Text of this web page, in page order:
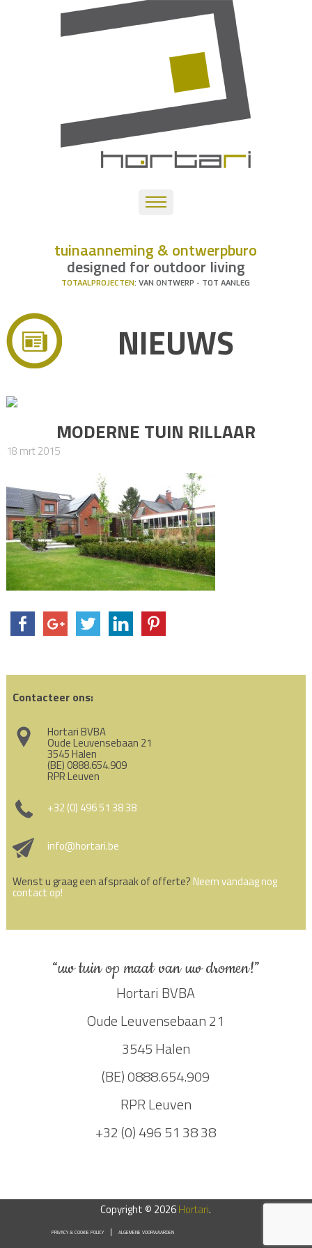
tuinaanneming & ontwerpburo
designed for outdoor living
TOTAALPROJECTEN: VAN ONTWERP - TOT AANLEG
NIEUWS
MODERNE TUIN RILLAAR
18 mrt 2015
Contacteer ons:
Hortari BVBA
Oude Leuvensebaan 21
3545 Halen
(BE) 0888.654.909
RPR Leuven
+32 (0) 496 51 38 38
info@hortari.be
Wenst u graag een afspraak of offerte? Neem vandaag nog
contact op!
“uw tuin op maat van uw dromen!”
Hortari BVBA
Oude Leuvensebaan 21
3545 Halen
(BE) 0888.654.909
RPR Leuven
+32 (0) 496 51 38 38
Copyright © 2026Hortari.
PRIVACY & COOKIE POLICY ALGEMENE VOORWAARDEN